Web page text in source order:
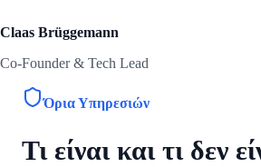
Claas Brüggemann
Co-Founder & Tech Lead
Όρια Υπηρεσιών
Τι είναι και τι δεν